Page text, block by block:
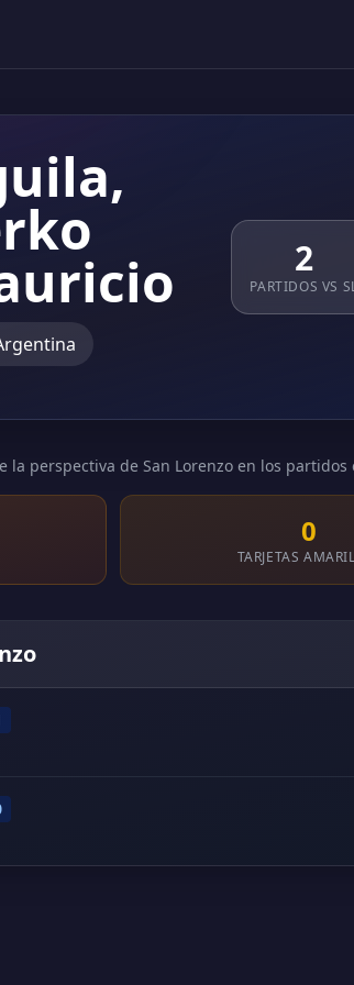
2
PARTIDOS VS
la perspectiva de San Lorenzo en los
0
TARJETAS